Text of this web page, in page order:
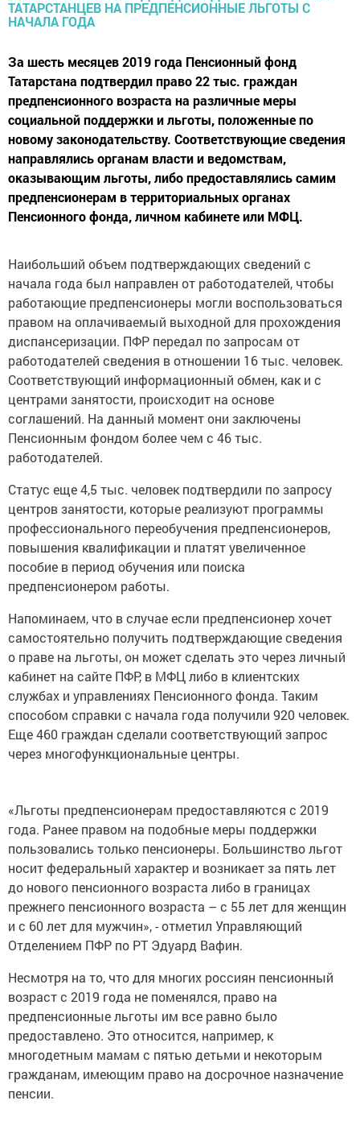
За шесть месяцев 2019 года Пенсионный фонд
Татарстана подтвердил право 22 тыс. граждан
предпенсионного возраста на различные меры
социальной поддержки и льготы, положенные по
новому законодательству. Соответствующие сведения
направлялись органам власти и ведомствам,
оказывающим льготы, либо предоставлялись самим
предпенсионерам в территориальных органах
Пенсионного фонда, личном кабинете или МФЦ.
Наибольший объем подтверждающих сведений с
начала года был направлен от работодателей, чтобы
работающие предпенсионеры могли воспользоваться
правом на оплачиваемый выходной для прохождения
диспансеризации. ПФР передал по запросам от
работодателей сведения в отношении 16 тыс. человек.
Соответствующий информационный обмен, как и с
центрами занятости, происходит на основе
соглашений. На данный момент они заключены
Пенсионным фондом более чем с 46 тыс.
работодателей.
Статус еще 4,5 тыс. человек подтвердили по запросу
центров занятости, которые реализуют программы
профессионального переобучения предпенсионеров,
повышения квалификации и платят увеличенное
пособие в период обучения или поиска
предпенсионером работы.
Напоминаем, что в случае если предпенсионер хочет
самостоятельно получить подтверждающие сведения
о праве на льготы, он может сделать это через личный
кабинет на сайте ПФР, в МФЦ либо в клиентских
службах и управлениях Пенсионного фонда. Таким
способом справки с начала года получили 920 человек.
Еще 460 граждан сделали соответствующий запрос
через многофункциональные центры.
«Льготы предпенсионерам предоставляются с 2019
года. Ранее правом на подобные меры поддержки
пользовались только пенсионеры. Большинство льгот
носит федеральный характер и возникает за пять лет
до нового пенсионного возраста либо в границах
прежнего пенсионного возраста – с 55 лет для женщин
и с 60 лет для мужчин», - отметил Управляющий
Отделением ПФР по РТ Эдуард Вафин.
Несмотря на то, что для многих россиян пенсионный
возраст с 2019 года не поменялся, право на
предпенсионные льготы им все равно было
предоставлено. Это относится, например, к
многодетным мамам с пятью детьми и некоторым
гражданам, имеющим право на досрочное назначение
пенсии.